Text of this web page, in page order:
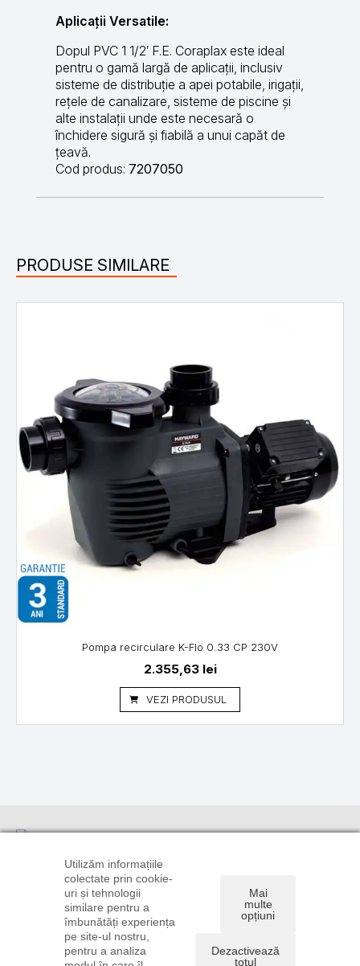
Aplicații Versatile:
Dopul PVC 1 1/2′ F.E. Coraplax este ideal
pentru o gamă largă de aplicații, inclusiv
sisteme de distribuție a apei potabile, irigații,
rețele de canalizare, sisteme de piscine și
alte instalații unde este necesară o
închidere sigură și fiabilă a unui capăt de
țeavă.
Cod produs: 7207050
PRODUSE SIMILARE
Pompa recirculare K-Flo 0.33 CP 230V
2.355,63 lei
VEZI PRODUSUL
0720 106
0722 585
comenzi@instalatiionline.ro
Informații
TRANSPORT
ȘI PLATĂ
POLITICA DE
CONFIDENȚIALITATE
ȘI COOKIE
TERMENI ȘI
CONDIȚII
Suport
DE RETUR
Linkuri utile
COMENZI
PAROLĂ
Utilizăm informațiile
colectate prin cookie-
uri și tehnologii
similare pentru a
îmbunătăți experiența
pe site-ul nostru,
pentru a analiza
Mai
multe
opțiuni
Dezactivează
totul